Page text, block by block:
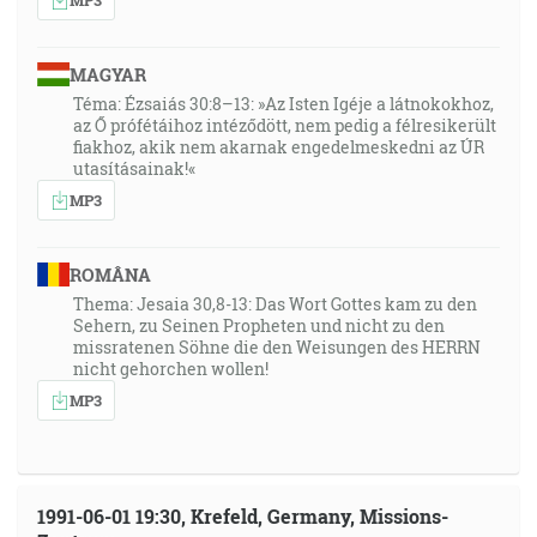
A jako sme niesli obraz zemského, tak ponesieme aj
obraz nebeského. [1Kor 15:49]
37:17
… a povieš mu: Takto hovorí Hospodin Zástupov: Hľa,
muž, ktorého meno bude Cemach, a ktorý vyrastie zo
chrám Hospodinov a on ponesie veličenstvo a sadne a
bude panovať na svojom tróne a bude kňazom na
svojom tróne, a rada pokoja bude medzi nimi
obidvoma. [Za 6:12-13]
39:20
každej pravdy; lebo nebude hovoriť sám od seba, ale
bude hovoriť všetko, čokoľvek počuje, aj budúce veci
MAGYAR
Téma: Ézsaiás 30:8–13: »Az Isten Igéje a látnokokhoz,
az Ő prófétáihoz intéződött, nem pedig a félresikerült
fiakhoz, akik nem akarnak engedelmeskedni az ÚR
utasításainak!«
MP3
ROMÂNA
Thema: Jesaia 30,8-13: Das Wort Gottes kam zu den
Sehern, zu Seinen Propheten und nicht zu den
missratenen Söhne die den Weisungen des HERRN
nicht gehorchen wollen!
MP3
1991-06-01 19:30, Krefeld, Germany, Missions-